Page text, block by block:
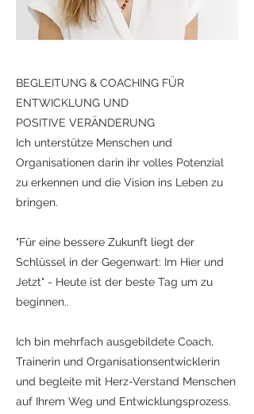
BEGLEITUNG & COACHING FÜR
ENTWICKLUNG UND
POSITIVE VERÄNDERUNG
Ich unterstütze Menschen und
Organisationen darin ihr volles Potenzial
zu erkennen und die Vision ins Leben zu
bringen.
"Für eine bessere Zukunft liegt der
Schlüssel in der Gegenwart: Im Hier und
Jetzt" - Heute ist der beste Tag um zu
beginnen..
Ich bin mehrfach ausgebildete Coach,
Trainerin und Organisationsentwicklerin
und begleite mit Herz-Verstand Menschen
auf Ihrem Weg und Entwicklungsprozess.